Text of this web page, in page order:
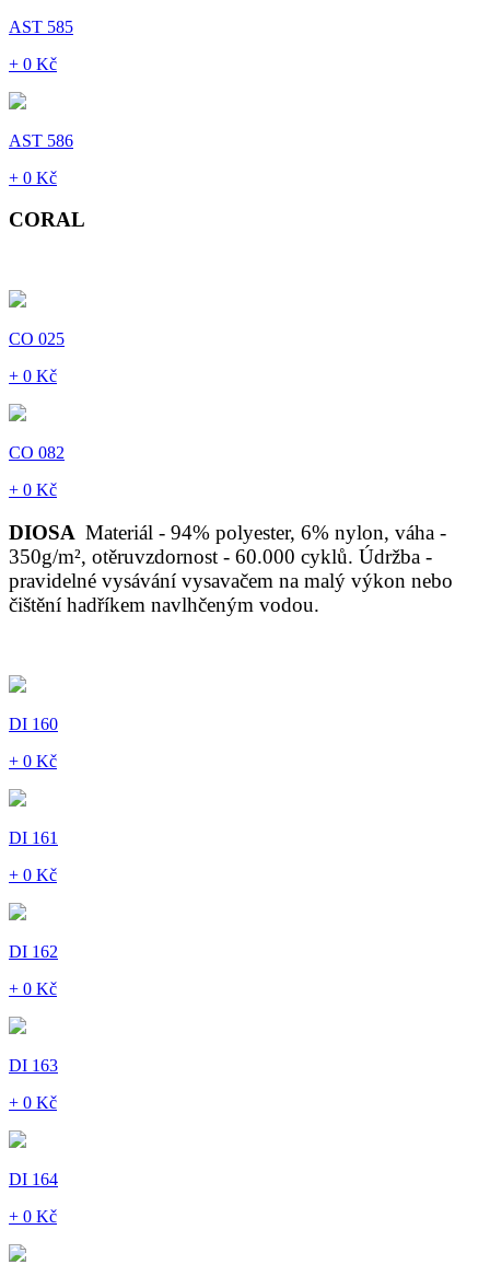
AST 585
+ 0 Kč
AST 586
+ 0 Kč
CORAL
CO 025
+ 0 Kč
CO 082
+ 0 Kč
DIOSA Materiál - 94% polyester, 6% nylon, váha -
350g/m², otěruvzdornost - 60.000 cyklů. Údržba -
pravidelné vysávání vysavačem na malý výkon nebo
čištění hadříkem navlhčeným vodou.
DI 160
+ 0 Kč
DI 161
+ 0 Kč
DI 162
+ 0 Kč
DI 163
+ 0 Kč
DI 164
+ 0 Kč